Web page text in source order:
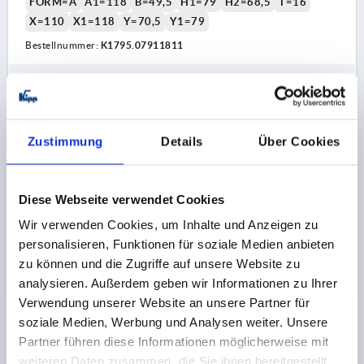
Zustimmung Details Über Cookies
Diese Webseite verwendet Cookies
Wir verwenden Cookies, um Inhalte und Anzeigen zu
personalisieren, Funktionen für soziale Medien anbieten
zu können und die Zugriffe auf unsere Website zu
analysieren. Außerdem geben wir Informationen zu Ihrer
Verwendung unserer Website an unsere Partner für
soziale Medien, Werbung und Analysen weiter. Unsere
Partner führen diese Informationen möglicherweise mit
weiteren Daten zusammen, die Sie ihnen bereitgestellt
X=110
X1=118 Y=70,5 Y1=79
Bestellnummer: K1795.07911811
39,94 CHF
zzgl. MwSt.
DETAILS
SCHALENGRIFF KLAPPBAR, ANSCHRAUBBAR,
FORM:A, RASTEND, L1=130, L=109, H=91, H1=79,
X1=118 ALUMINIUM GRAU RAL7035
PULVERBESCHICHTET
FORM-TYP=RASTEND